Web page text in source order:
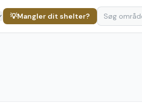
💡Mangler dit shelter?